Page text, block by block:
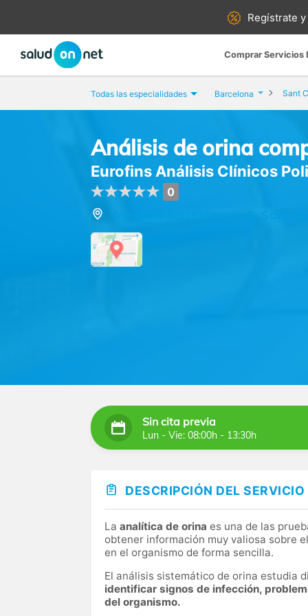
Regístrate y
Comprar Servicios
Todas las especialidades Barcelona Sant
Análisis de orina
Eurofins Análisis Clínicos
0
Sin cita previa
Lun - Vie: 08:00h - 13:30h
DESCRIPCIÓN DEL SERVICIO
La analítica de orina es una de las
obtener información muy valiosa sobre
en el organismo de forma sencilla.
El análisis sistemático de orina estudia
identificar signos de infección,
del organismo.